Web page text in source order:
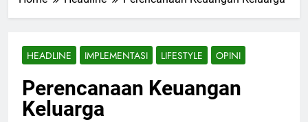
HEADLINE IMPLEMENTASI LIFESTYLE OPINI
Perencanaan Keuangan
Keluarga